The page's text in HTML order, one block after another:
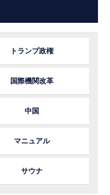
トランプ政権
国際機関改革
中国
マニュアル
サウナ